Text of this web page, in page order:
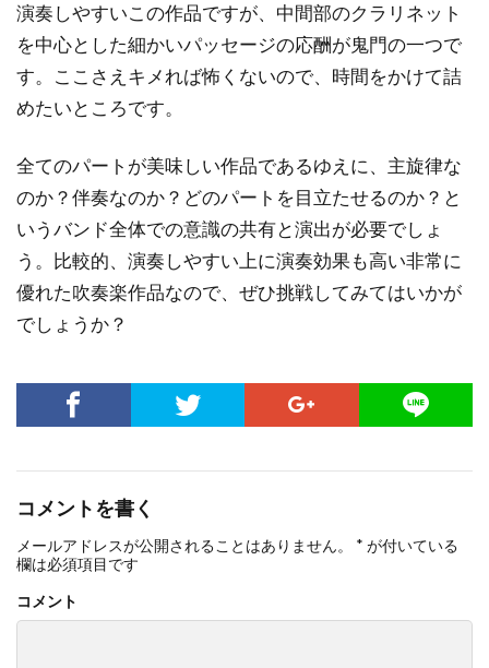
演奏しやすいこの作品ですが、中間部のクラリネット
を中心とした細かいパッセージの応酬が鬼門の一つで
す。ここさえキメれば怖くないので、時間をかけて詰
めたいところです。
全てのパートが美味しい作品であるゆえに、主旋律な
のか？伴奏なのか？どのパートを目立たせるのか？と
いうバンド全体での意識の共有と演出が必要でしょ
う。比較的、演奏しやすい上に演奏効果も高い非常に
優れた吹奏楽作品なので、ぜひ挑戦してみてはいかが
でしょうか？
コメントを書く
メールアドレスが公開されることはありません。 * が付いている
欄は必須項目です
コメント